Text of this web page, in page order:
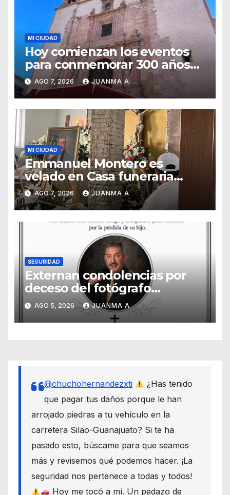
MI CIUDAD
Hoy comienzan los eventos
para conmemorar 300 años
del templo de San Roque
AGO 7, 2026 JUANMA A
MI CIUDAD
Emmanuel Montero es
velado en Casa funeraria
Forasté
AGO 7, 2026 JUANMA A
SEGURIDAD
Externan condolencias por
deceso del fotógrafo
Emmanuel Montero
AGO 5, 2026 JUANMA A
@chuchohernandezxti
¿Has tenido
que pagar tus daños porque le han
arrojado piedras a tu vehículo en la
carretera Silao-Guanajuato? Si te ha
pasado esto, búscame para que seamos
más y revisemos qué podemos hacer. ¡La
seguridad nos pertenece a todas y todos!
Hoy me tocó a mí. Un pedazo de